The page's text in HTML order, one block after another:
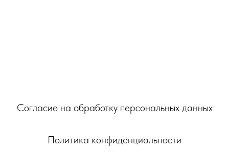
Согласие на обработку персональных данных
Политика конфиденциальности